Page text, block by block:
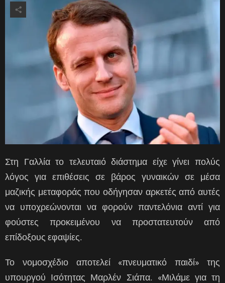
Στη Γαλλία το τελευταιό διάστημα είχε γίνει πολύς
λόγος για επιθέσεις σε βάρος γυναικών σε μέσα
μαζικής μεταφοράς που οδήγησαν αρκετές από αυτές
να υποχρεώνονται να φορούν παντελόνια αντί για
φούστες προκειμένου να προστατευτούν από
επίδοξους εφαψίες.
Το νομοσχέδιο αποτελεί «πνευματικό παιδί» της
υπουργού Ισότητας Μαρλέν Σιάπα. «Μιλάμε για τη